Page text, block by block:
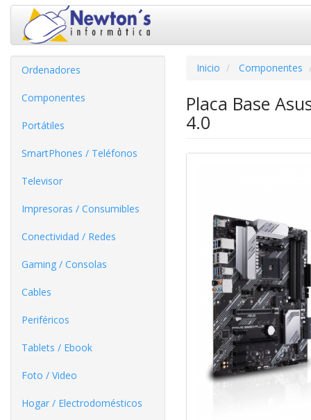
Ordenadores
Componentes
Portátiles
SmartPhones / Teléfonos
Televisor
Impresoras / Consumibles
Conectividad / Redes
Gaming / Consolas
Cables
Periféricos
Tablets / Ebook
Foto / Video
Hogar / Electrodomésticos
Inicio Componentes
Placa Base
4.0